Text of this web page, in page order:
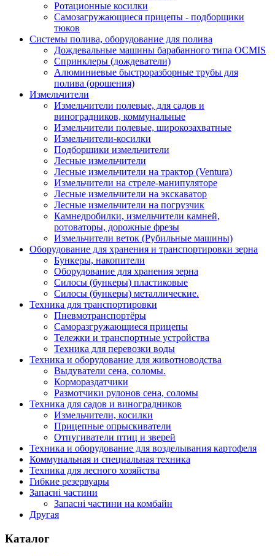
Ротационные косилки
Самозагружающиеся прицепы - подборщики
тюков
Системы полива, оборудование для полива
Дождевальные машины барабанного типа OCMIS
Спринклеры (дождеватели)
Алюминиевые быстроразборные трубы для
полива (орошения)
Измельчители
Измельчители полевые, для садов и
виноградников, коммунальные
Измельчители полевые, широкозахватные
Измельчители-косилки
Подборщики измельчители
Лесные измельчители
Лесные измельчители на трактор (Ventura)
Измельчители на стреле-манипуляторе
Лесные измельчители на экскаватор
Лесные измельчители на погрузчик
Камнедробилки, измельчители камней,
ротоваторы, дорожные фрезы
Измельчители веток (Рубильные машины)
Оборудование для хранения и транспортировки зерна
Бункеры, накопители
Оборудование для хранения зерна
Силосы (бункеры) пластиковые
Силосы (бункеры) металлические.
Техника для транспортировки
Пневмотранспортёры
Саморазгружающиеся прицепы
Тележки и транспортные устройства
Техника для перевозки воды
Техника и оборудование для животноводства
Выдуватели сена, соломы.
Кормораздатчики
Размотчики рулонов сена, соломы
Техника для садов и виноградников
Измельчители, косилки
Прицепные опрыскиватели
Отпугиватели птиц и зверей
Техника и оборудование для возделывания картофеля
Коммунальная и специальная техника
Техника для лесного хозяйства
Гибкие резервуары
Запасні частини
Запасні частини на комбайн
Другая
Каталог